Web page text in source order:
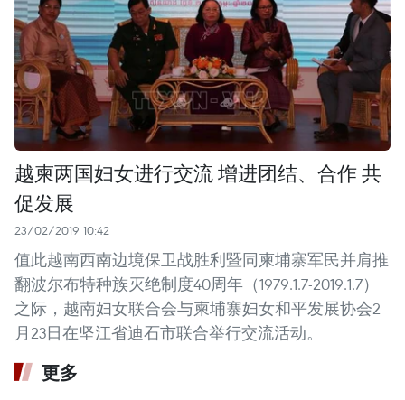
越柬两国妇女进行交流 增进团结、合作 共
促发展
23/02/2019 10:42
值此越南西南边境保卫战胜利暨同柬埔寨军民并肩推
翻波尔布特种族灭绝制度40周年（1979.1.7-2019.1.7）
之际，越南妇女联合会与柬埔寨妇女和平发展协会2
月23日在坚江省迪石市联合举行交流活动。
更多